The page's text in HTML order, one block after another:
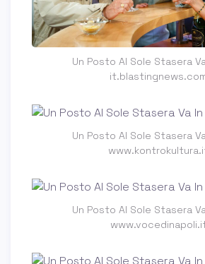
Un Posto Al Sole Stasera
Un Posto Al Sole Stasera
Un Posto Al Sole Stasera